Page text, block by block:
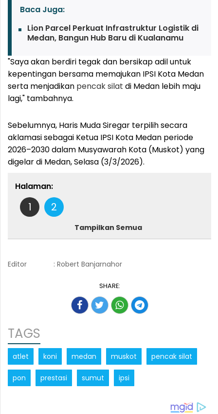
Baca Juga:
Lion Parcel Perkuat Infrastruktur Logistik di
Medan, Bangun Hub Baru di Kualanamu
"Saya akan berdiri tegak dan bersikap adil untuk
kepentingan bersama memajukan IPSI Kota Medan
serta menjadikan pencak silat di Medan lebih maju
lagi," tambahnya.
Sebelumnya, Haris Muda Siregar terpilih secara
aklamasi sebagai Ketua IPSI Kota Medan periode
2026–2030 dalam Musyawarah Kota (Muskot) yang
digelar di Medan, Selasa (3/3/2026).
Halaman:
1 2
Tampilkan Semua
Editor : Robert Banjarnahor
SHARE:
TAGS
atlet koni medan muskot pencak silat
pon prestasi sumut ipsi